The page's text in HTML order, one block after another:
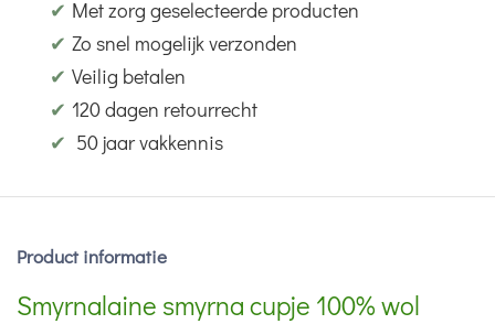
✔ Met zorg geselecteerde producten
✔ Zo snel mogelijk verzonden
✔ Veilig betalen
✔ 120 dagen retourrecht
✔ 50 jaar vakkennis
Product informatie
Smyrnalaine smyrna cupje 100% wol